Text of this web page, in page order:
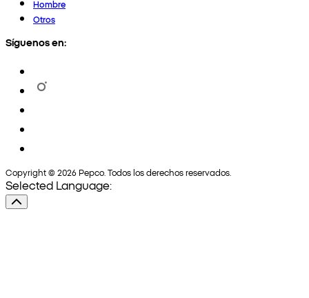
Hombre
Otros
Síguenos en:
Copyright © 2026 Pepco. Todos los derechos reservados.
Selected Language: